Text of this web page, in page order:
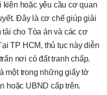
hoặc yêu cầu cơ quan
Đây là cơ chế giúp giải
cho Tòa án và các cơ
TP HCM, thủ tục này diễn
nơi có đất tranh chấp.
một trong những giấy tờ
hoặc UBND cấp trên.